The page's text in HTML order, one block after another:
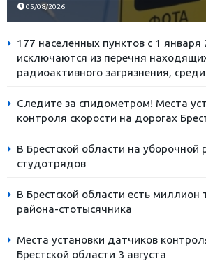
05/08/2026
177 населенных пунктов с 1 января
исключаются из перечня
радиоактивного загрязнения,
Следите за спидометром! Места
контроля скорости на дорогах
В Брестской области на уборочной
студотрядов
В Брестской области есть миллион
района-стотысячника
Места установки датчиков
Брестской области 3 августа